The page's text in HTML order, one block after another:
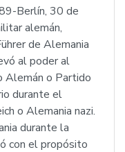
Berlín, 30 de
alemán,
de Alemania
al poder al
Alemán o Partido
durante el
o Alemania nazi.
durante la
con el propósito